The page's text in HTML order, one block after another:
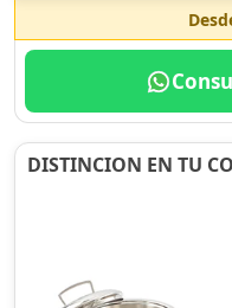
DISTINCION EN TU